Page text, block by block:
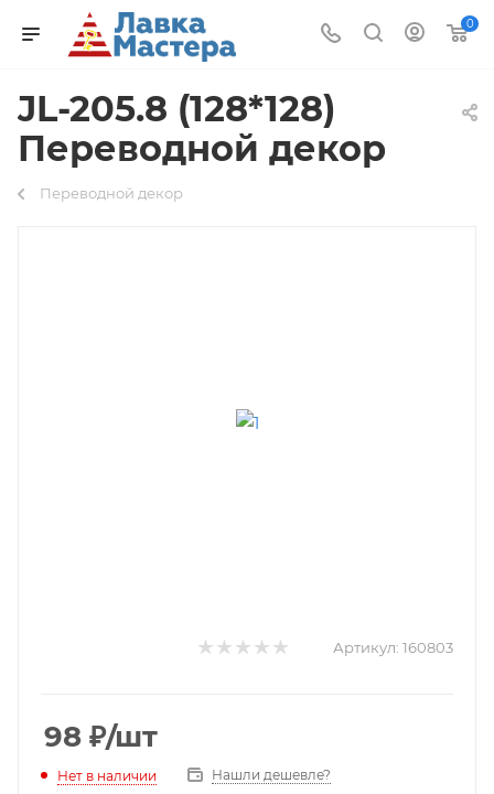
0
JL-205.8 (128*128)
Переводной декор
Переводной декор
Артикул: 160803
98 ₽/шт
Нет в наличии Нашли дешевле?